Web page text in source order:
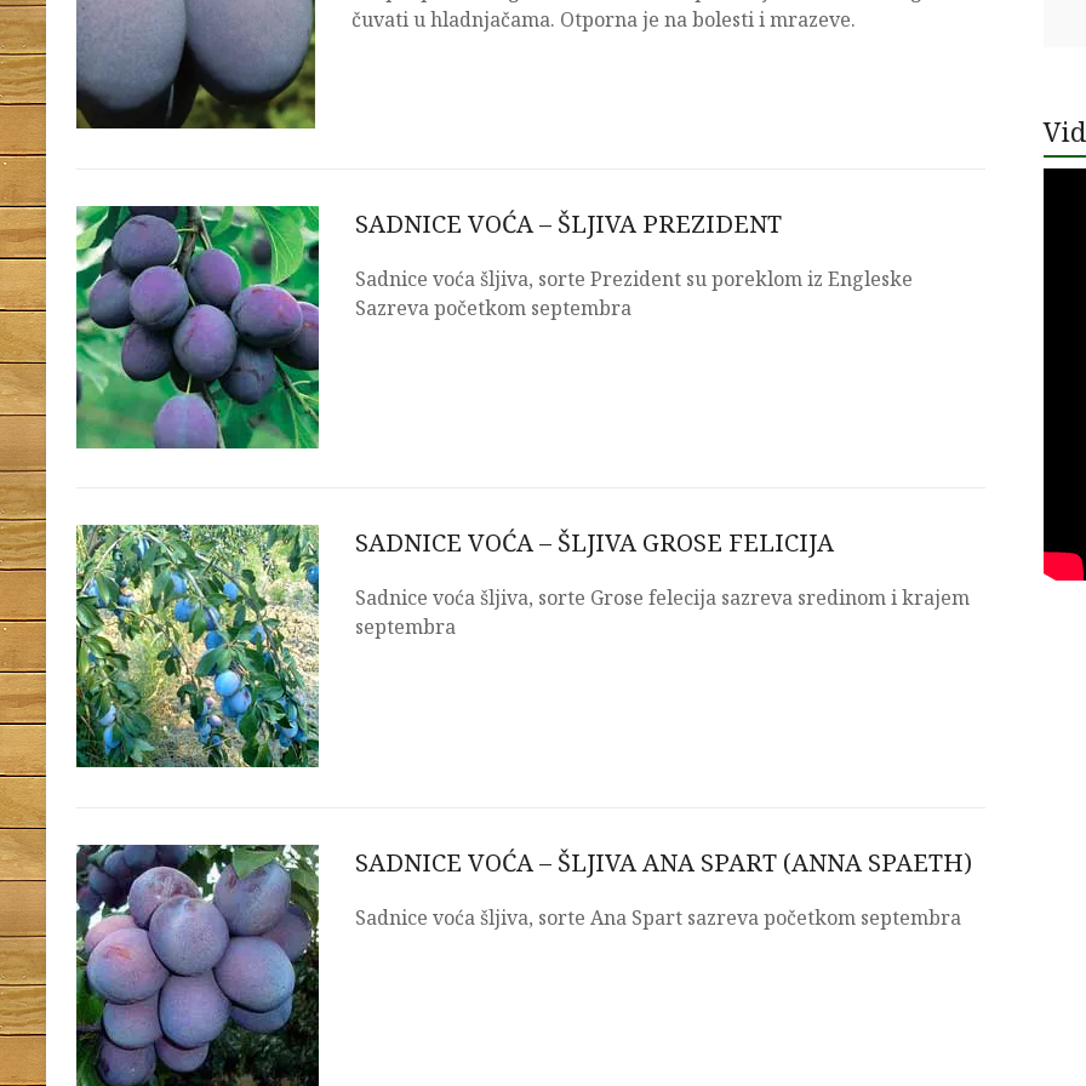
čuvati u hladnjačama. Otporna je na bolesti i mrazeve.
SADNICE VOĆA – ŠLJIVA PREZIDENT
Sadnice voća šljiva, sorte Prezident su poreklom iz Engleske
Sazreva početkom septembra
SADNICE VOĆA – ŠLJIVA GROSE FELICIJA
Sadnice voća šljiva, sorte Grose felecija sazreva sredinom i krajem
septembra
SADNICE VOĆA – ŠLJIVA ANA SPART (ANNA SPAETH)
Sadnice voća šljiva, sorte Ana Spart sazreva početkom septembra